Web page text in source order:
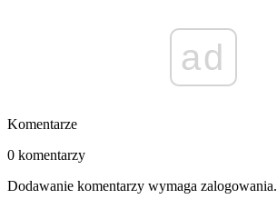
ad
Komentarze
0 komentarzy
Dodawanie komentarzy wymaga zalogowania.